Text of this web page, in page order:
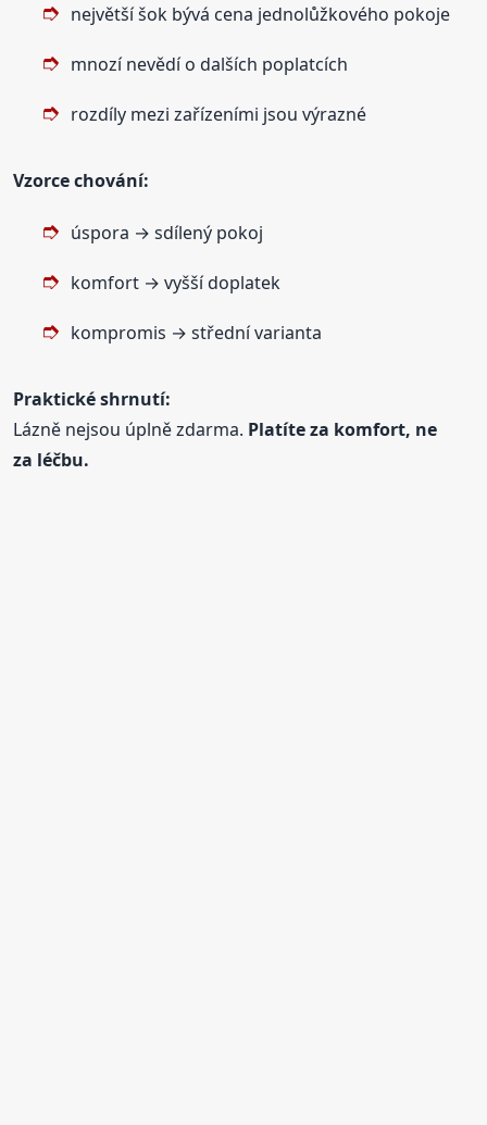
největší šok bývá cena jednolůžkového pokoje
mnozí nevědí o dalších poplatcích
rozdíly mezi zařízeními jsou výrazné
Vzorce chování:
úspora → sdílený pokoj
komfort → vyšší doplatek
kompromis → střední varianta
Praktické shrnutí:
Lázně nejsou úplně zdarma. Platíte za komfort, ne
za léčbu.